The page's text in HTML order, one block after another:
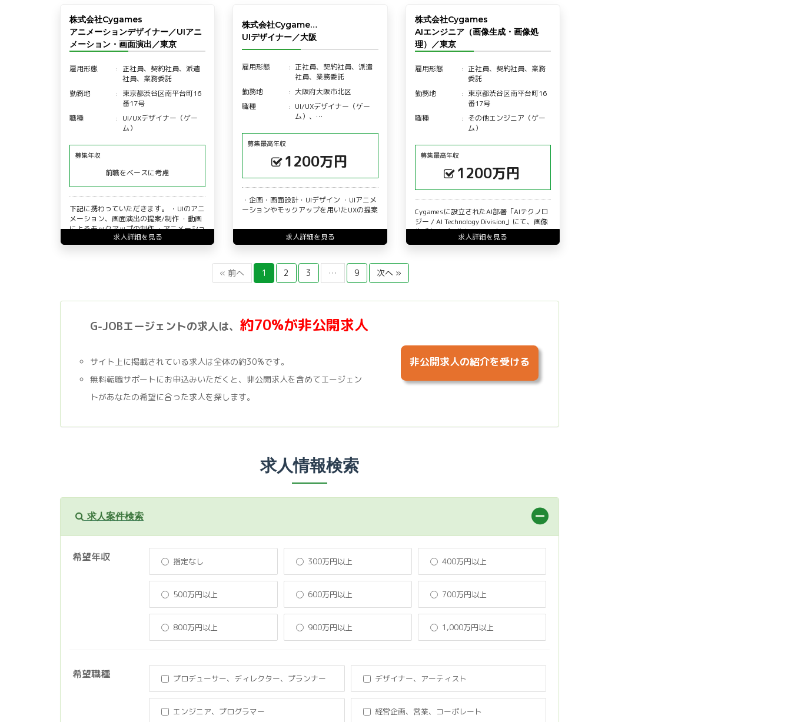
株式会社Cygames
アニメーションデザイナー／UIアニ
メーション・画面演出／東京
雇用形態
正社員、契約社員、派遣
社員、業務委託
勤務地
東京都渋谷区南平台町16
番17号
職種
UI/UXデザイナー（ゲー
ム）
募集年収
前職をベースに考慮
下記に携わっていただきます。 ・UIのアニ
メーション、画面演出の提案/制作 ・動画
によるモックアップの制作 ・アニメーショ
ンの実装 ・演…求人詳細を見る
株式会社Cygame…
UIデザイナー／大阪
雇用形態
正社員、契約社員、派遣
社員、業務委託
勤務地
大阪府大阪市北区
職種
UI/UXデザイナー（ゲー
ム）、…
募集最高年収
1200万円
・企画・画面設計・UIデザイン ・UIアニメ
ーションやモックアップを用いたUXの提案
求人詳細を見る
株式会社Cygames
AIエンジニア（画像生成・画像処
理）／東京
雇用形態
正社員、契約社員、業務
委託
勤務地
東京都渋谷区南平台町16
番17号
職種
その他エンジニア（ゲー
ム）
募集最高年収
1200万円
Cygamesに設立されたAI部署「AIテクノロ
ジー / AI Technology Division」にて、画像
生成および画像処理に関す…
求人詳細を見る
« 前へ 1 2 3 … 9 次へ »
G-JOBエージェントの求人は、 約70%が非公開求人
サイト上に掲載されている求人は全体の約30%です。
無料転職サポートにお申込みいただくと、非公開求人を含めてエージェン
トがあなたの希望に合った求人を探します。
非公開求人の紹介を受ける
求人情報検索
求人案件検索
希望年収 指定なし 300万円以上 400万円以上
500万円以上 600万円以上 700万円以上
800万円以上 900万円以上 1,000万円以上
希望職種 プロデューサー、ディレクター、プランナー デザイナー、アーティスト
エンジニア、プログラマー 経営企画、営業、コーポレート